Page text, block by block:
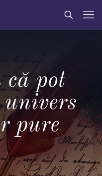
că pot
univers
pure